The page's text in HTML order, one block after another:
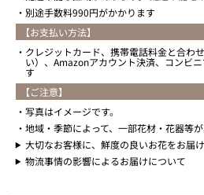
別途手数料990円がかかります
【お支払い方法】
クレジットカード、携帯電話料金と合わ
い）、Amazonアカウント決済、コンビ
す
【ご注意】
写真はイメージです。
地域・季節によって、一部花材・花器等
大切なお客様に、鮮度の良いお花をお届
物流事情の影響によるお届けについて